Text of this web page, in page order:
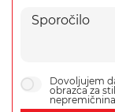
Dovoljujem
obrazca za